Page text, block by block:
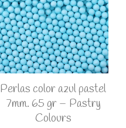
Perlas color azul pastel
7mm. 65 gr – Pastry
Colours